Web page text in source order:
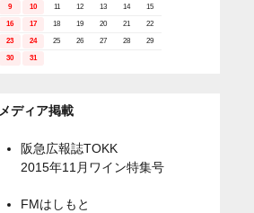
9 10 11 12 13 14 15
16 17 18 19 20 21 22
23 24 25 26 27 28 29
30 31
メディア掲載
阪急広報誌TOKK
2015年11月ワイン特集号
FMはしもと